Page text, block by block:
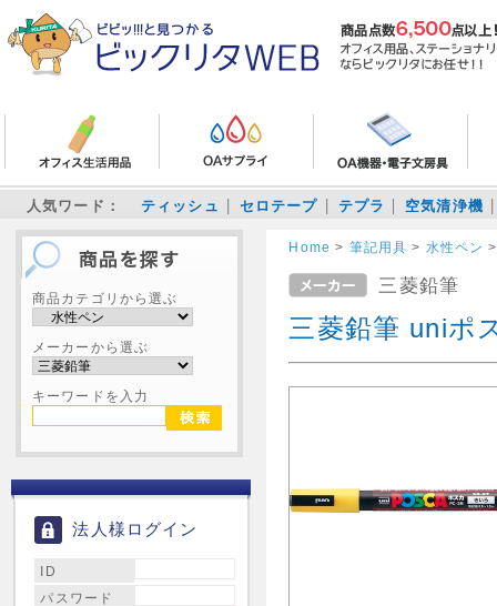
人気ワード： ティッシュ セロテープ テプラ 空気清浄機
商品カテゴリから選ぶ
メーカーから選ぶ
キーワードを入力
法人様ログイン
ID
パスワード
Home > 筆記用具 > 水性ペン
三菱鉛筆
三菱鉛筆 uniポ